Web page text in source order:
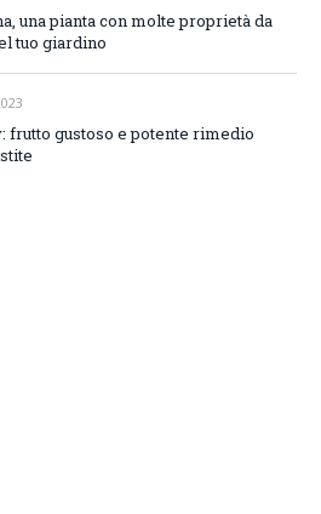
una pianta con molte proprietà da
tuo giardino
frutto gustoso e potente rimedio